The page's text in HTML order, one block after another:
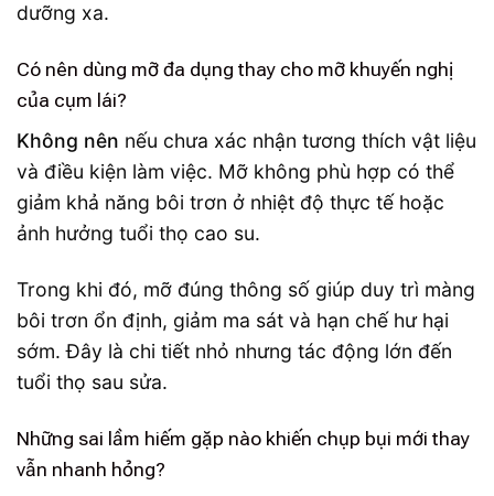
dưỡng xa.
Có nên dùng mỡ đa dụng thay cho mỡ khuyến nghị
của cụm lái?
Không nên nếu chưa xác nhận tương thích vật liệu
và điều kiện làm việc. Mỡ không phù hợp có thể
giảm khả năng bôi trơn ở nhiệt độ thực tế hoặc
ảnh hưởng tuổi thọ cao su.
Trong khi đó, mỡ đúng thông số giúp duy trì màng
bôi trơn ổn định, giảm ma sát và hạn chế hư hại
sớm. Đây là chi tiết nhỏ nhưng tác động lớn đến
tuổi thọ sau sửa.
Những sai lầm hiếm gặp nào khiến chụp bụi mới thay
vẫn nhanh hỏng?